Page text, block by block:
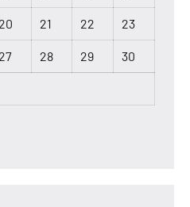
20 21 22 23
27 28 29 30